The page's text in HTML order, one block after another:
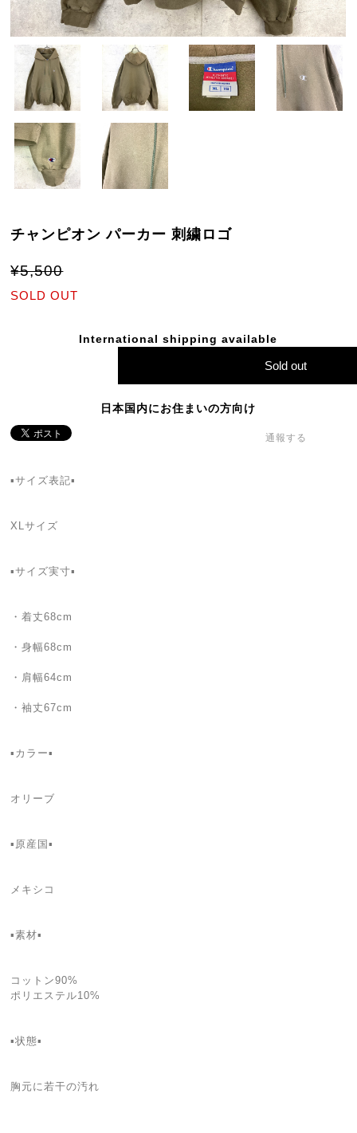
チャンピオン パーカー 刺繍ロゴ
¥5,500
SOLD OUT
International shipping available
Sold out
日本国内にお住まいの方向け
通報する
▪️サイズ表記▪️
XLサイズ
▪️サイズ実寸▪️
・着丈68cm
・身幅68cm
・肩幅64cm
・袖丈67cm
▪️カラー▪️
オリーブ
▪️原産国▪️
メキシコ
▪️素材▪️
コットン90%
ポリエステル10%
▪️状態▪️
胸元に若干の汚れ